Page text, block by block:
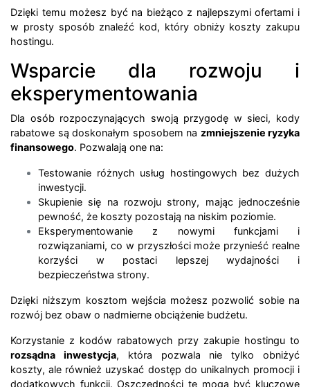
Dzięki temu możesz być na bieżąco z najlepszymi ofertami i
w prosty sposób znaleźć kod, który obniży koszty zakupu
hostingu.
Wsparcie dla rozwoju i
eksperymentowania
Dla osób rozpoczynających swoją przygodę w sieci, kody
rabatowe są doskonałym sposobem na zmniejszenie ryzyka
finansowego. Pozwalają one na:
Testowanie różnych usług hostingowych bez dużych
inwestycji.
Skupienie się na rozwoju strony, mając jednocześnie
pewność, że koszty pozostają na niskim poziomie.
Eksperymentowanie z nowymi funkcjami i
rozwiązaniami, co w przyszłości może przynieść realne
korzyści w postaci lepszej wydajności i
bezpieczeństwa strony.
Dzięki niższym kosztom wejścia możesz pozwolić sobie na
rozwój bez obaw o nadmierne obciążenie budżetu.
Korzystanie z kodów rabatowych przy zakupie hostingu to
rozsądna inwestycja, która pozwala nie tylko obniżyć
koszty, ale również uzyskać dostęp do unikalnych promocji i
dodatkowych funkcji. Oszczędności te mogą być kluczowe